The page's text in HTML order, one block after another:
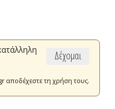
Δέχομαι
αποδέχεστε τη χρήση τους.